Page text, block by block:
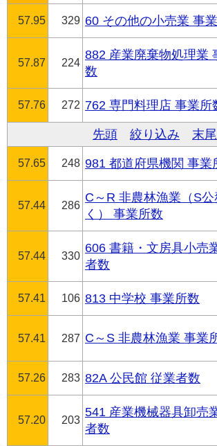
57.95 329 60 その他の小売業 事
57.87 224
882 産業廃棄物処理業
数
57.76 272 762 専門料理店 事業所
先頭 絞り込み 末尾
57.65 248 981 都道府県機関 事業
57.44 286
C～R 非農林漁業（S公
く） 事業所数
57.44 330
606 書籍・文房具小売
者数
57.41 106 813 中学校 事業所数
57.41 287 C～S 非農林漁業 事業
57.26 283 82A 公民館 従業者数
57.20 203
541 産業機械器具卸売
者数